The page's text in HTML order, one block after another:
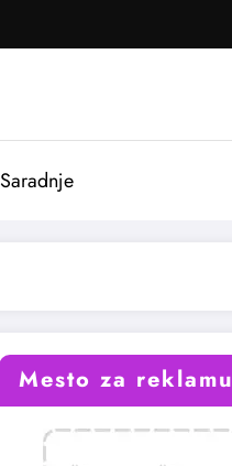
Saradnje
Mesto za reklamu